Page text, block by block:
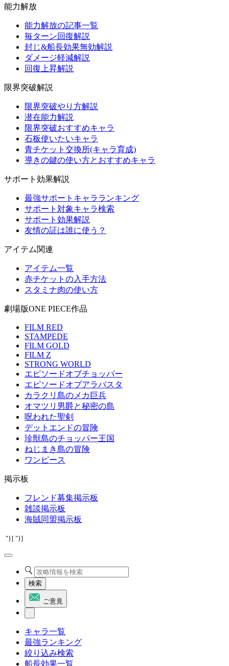
能力解放
能力解放の記事一覧
毎ターン回復解説
封じ&船長効果無効解説
ダメージ軽減解説
回復上昇解説
限界突破解説
限界突破やり方解説
潜在能力解説
限界突破おすすめキャラ
石板使いたいキャラ
青チケット交換所(キャラ育成)
導きの鍵の使い方とおすすめキャラ
サポート効果解説
最強サポートキャラランキング
サポート対象キャラ検索
サポート効果解説
友情の証は誰に使う？
アイテム関連
アイテム一覧
赤チケットの入手方法
スタミナ肉の使い方
劇場版ONE PIECE作品
FILM RED
STAMPEDE
FILM GOLD
FILM Z
STRONG WORLD
エピソードオブチョッパー
エピソードオブアラバスタ
カラクリ島のメカ巨兵
オマツリ男爵と秘密の島
呪われた聖剣
デットエンドの冒険
珍獣島のチョッパー王国
ねじまき島の冒険
ワンピース
掲示板
フレンド募集掲示板
雑談掲示板
海賊同盟掲示板
"}] "}]
検索
ご意見
キャラ一覧
最強ランキング
絞り込み検索
船長効果一覧